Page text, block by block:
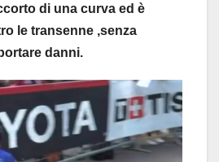
di una curva ed è
le transenne ,senza
danni.